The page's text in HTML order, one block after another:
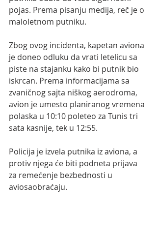
pojas. Prema pisanju medija, reč je o
maloletnom putniku.
Zbog ovog incidenta, kapetan aviona
je doneo odluku da vrati letelicu sa
piste na stajanku kako bi putnik bio
iskrcan. Prema informacijama sa
zvaničnog sajta niškog aerodroma,
avion je umesto planiranog vremena
polaska u 10:10 poleteo za Tunis tri
sata kasnije, tek u 12:55.
Policija je izvela putnika iz aviona, a
protiv njega će biti podneta prijava
za remećenje bezbednosti u
aviosaobraćaju.